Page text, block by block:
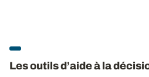
Les outils d’aide à la